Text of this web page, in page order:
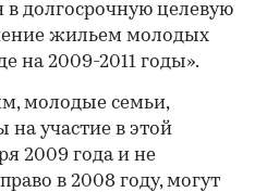
долгосрочную целевую
жильем молодых
на 2009-2011 годы».
молодые семьи,
участие в этой
2009 года и не
в 2008 году, могут